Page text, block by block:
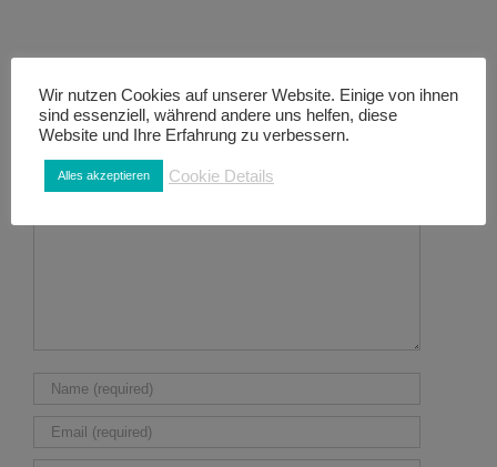
Leave A Comment
Wir nutzen Cookies auf unserer Website. Einige von ihnen
sind essenziell, während andere uns helfen, diese
Website und Ihre Erfahrung zu verbessern.
Alles akzeptieren Cookie Details